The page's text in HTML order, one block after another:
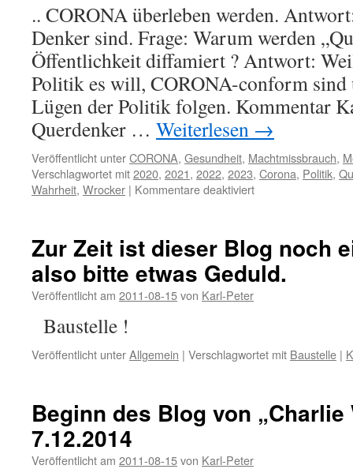
.. CORONA überleben werden.
Denker sind. Frage: Warum werden
Öffentlichkeit diffamiert ? Antwort:
Politik es will, CORONA-conform
Lügen der Politik folgen. Kommentar
Querdenker … Weiterlesen →
Veröffentlicht unterCORONA, Gesundheit, Machtmissbrauch,
Verschlagwortet mit2020, 2021, 2022, 2023, Corona, Politik,
Wahrheit, Wrocker | Kommentare deaktiviertfür
Zur Zeit ist dieser Blog noch
also bitte etwas Geduld.
Veröffentlicht am 2011-08-15von Karl-Peter
Baustelle !
Veröffentlicht unterAllgemein | Verschlagwortet mit Baustelle |
Beginn des Blog von „Charlie
7.12.2014
Veröffentlicht am 2011-08-15von Karl-Peter